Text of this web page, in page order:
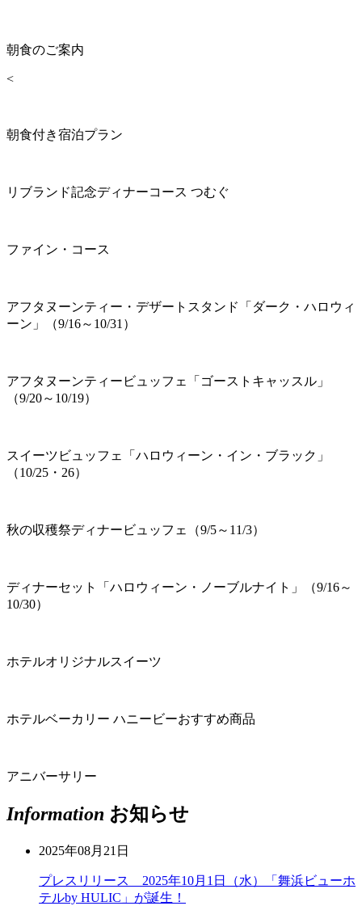
朝食のご案内
<
朝食付き宿泊プラン
リブランド記念ディナーコース つむぐ
ファイン・コース
アフタヌーンティー・デザートスタンド「ダーク・ハロウィ
ーン」（9/16～10/31）
アフタヌーンティービュッフェ「ゴーストキャッスル」
（9/20～10/19）
スイーツビュッフェ「ハロウィーン・イン・ブラック」
（10/25・26）
秋の収穫祭ディナービュッフェ（9/5～11/3）
ディナーセット「ハロウィーン・ノーブルナイト」（9/16～
10/30）
ホテルオリジナルスイーツ
ホテルベーカリー ハニービーおすすめ商品
アニバーサリー
Information お知らせ
2025年08月21日
プレスリリース 2025年10月1日（水）「舞浜ビューホ
テルby HULIC」が誕生！